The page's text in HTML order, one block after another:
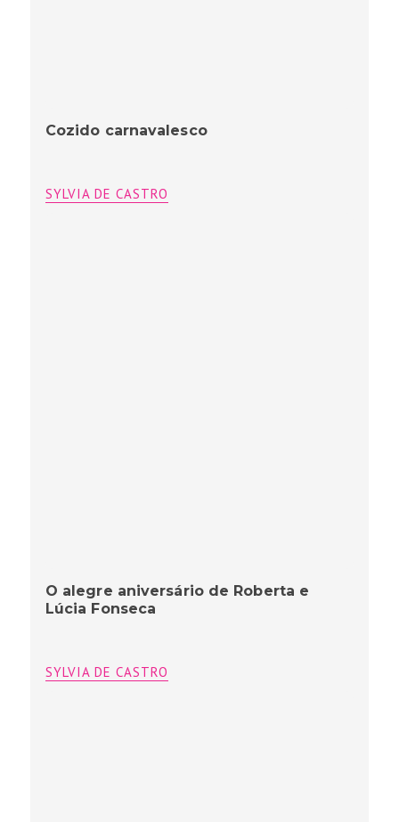
Cozido carnavalesco
SYLVIA DE CASTRO
O alegre aniversário de Roberta e
Lúcia Fonseca
SYLVIA DE CASTRO